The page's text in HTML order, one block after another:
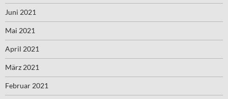
Juni 2021
Mai 2021
April 2021
März 2021
Februar 2021